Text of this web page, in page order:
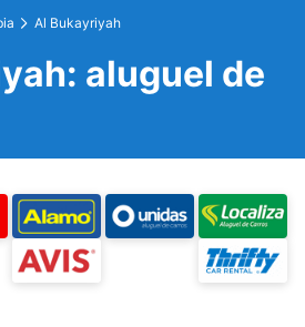
Al Bukayriyah
aluguel de